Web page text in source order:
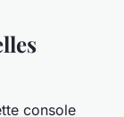
console